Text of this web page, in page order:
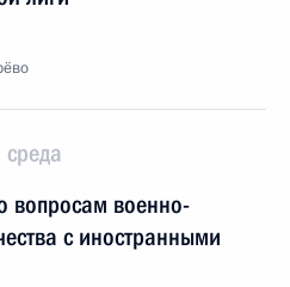
вопросам военно-
с иностранными